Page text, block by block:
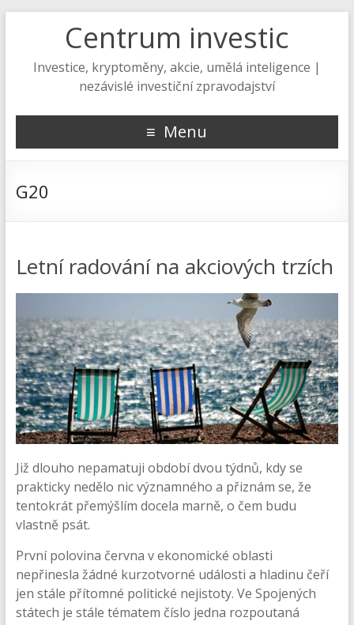
Centrum investic
Investice, kryptoměny, akcie, umělá inteligence |
nezávislé investiční zpravodajství
Menu
G20
Letní radování na akciových trzích
Již dlouho nepamatuji období dvou týdnů, kdy se
prakticky nedělo nic významného a přiznám se, že
tentokrát přemýšlím docela marně, o čem budu
vlastně psát.
První polovina června v ekonomické oblasti
nepřinesla žádné kurzotvorné události a hladinu čeří
jen stále přítomné politické nejistoty. Ve Spojených
státech je stále tématem číslo jedna rozpoutaná